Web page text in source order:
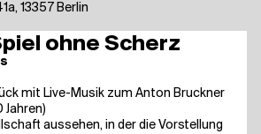
13357 Berlin
ohne Scherz
mit Live-Musik zum Anton Bruck­ner
Jahren)
aus­se­hen, in der die Vor­stel­lung